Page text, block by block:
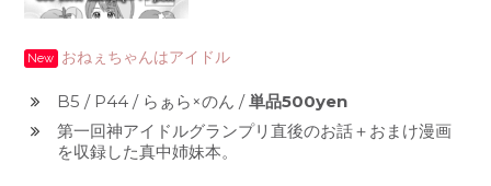
New おねぇちゃんはアイドル
B5 / P44 / らぁら×のん /単品500yen
第一回神アイドルグランプリ直後のお話＋おまけ漫画
を収録した真中姉妹本。